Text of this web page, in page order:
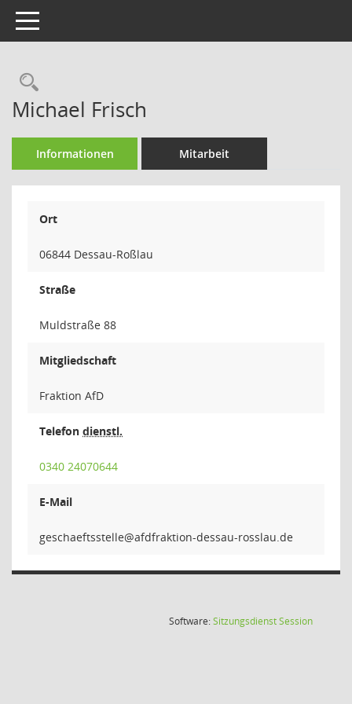
Toggle navigation
Rechercheauswahl
Michael Frisch
Informationen Mitarbeit
Ort
06844 Dessau-Roßlau
Straße
Muldstraße 88
Mitgliedschaft
Fraktion AfD
Telefon dienstl.
0340 24070644
E-Mail
elletsst
Software:SitzungsdienstSession(Wird in